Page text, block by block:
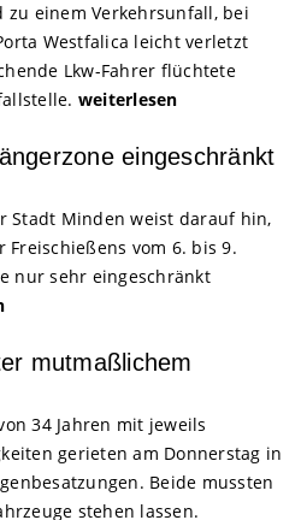
zu einem Verkehrsunfall, bei
Westfalica leicht verletzt
Lkw-Fahrer flüchtete
weiterlesen
eingeschränkt
Stadt Minden weist darauf hin,
vom 6. bis 9.
nur sehr eingeschränkt
mutmaßlichem
34 Jahren mit jeweils
gerieten am Donnerstag in
Beide mussten
stehen lassen.